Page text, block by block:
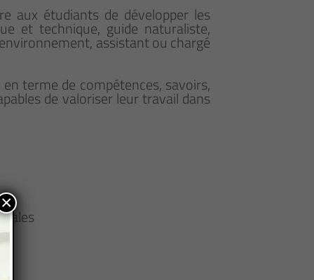
aux étudiants de développer les
et technique, guide naturaliste,
assistant ou chargé
terme de compétences, savoirs,
de valoriser leur travail dans
×